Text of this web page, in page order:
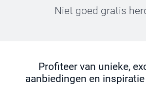
Niet goed gratis
Profiteer van unieke,
aanbiedingen en